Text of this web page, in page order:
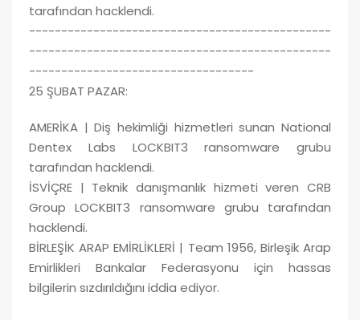
tarafından hacklendi.
-----------------------------------------------
-----------------------------------------------
-----------------------------------
25 ŞUBAT PAZAR:
AMERİKA | Diş hekimliği hizmetleri sunan National
Dentex Labs LOCKBIT3 ransomware grubu
tarafından hacklendi.
İSVİÇRE | Teknik danışmanlık hizmeti veren CRB
Group LOCKBIT3 ransomware grubu tarafından
hacklendi.
BİRLEŞİK ARAP EMİRLİKLERİ | Team 1956, Birleşik Arap
Emirlikleri Bankalar Federasyonu için hassas
bilgilerin sızdırıldığını iddia ediyor.